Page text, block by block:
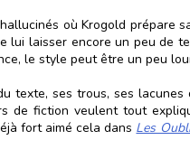
où Krogold prépare
lui laisser encore un peu de
le style peut être un peu
texte, ses trous, ses
de fiction veulent tout
fort aimé cela dans Les